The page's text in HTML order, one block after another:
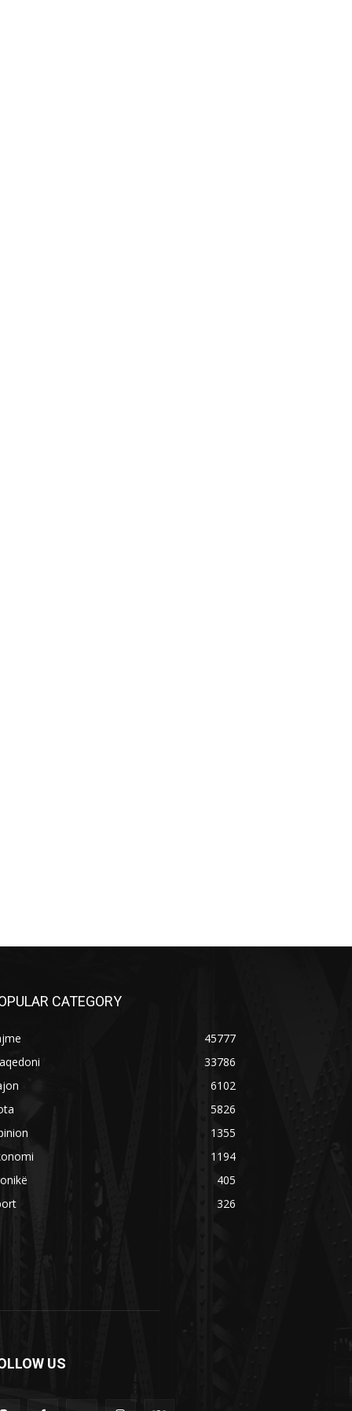
CATEGORY
45777
33786
6102
5826
1355
1194
405
326
US